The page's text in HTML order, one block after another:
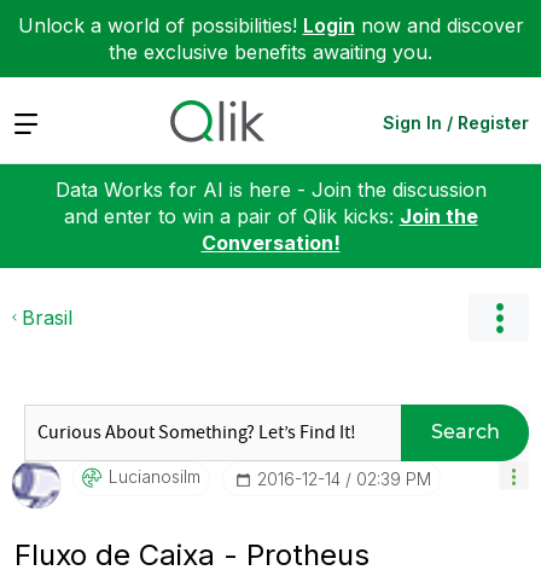
Unlock a world of possibilities! Login now and discover
the exclusive benefits awaiting you.
Expand Sign In / Register
Data Works for AI is here - Join the discussion
and enter to win a pair of Qlik kicks: Join the
Conversation!
Brasil
Search
Lucianosilm ‎2016-12-14 02:39 PM
Fluxo de Caixa - Protheus